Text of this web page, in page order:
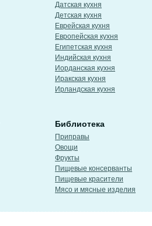
Датская кухня
Детская кухня
Еврейская кухня
Европейская кухня
Египетская кухня
Индийская кухня
Иорданская кухня
Иракская кухня
Ирландская кухня
Библиотека
Приправы
Овощи
Фрукты
Пищевые консерванты
Пищевые красители
Мясо и мясные изделия